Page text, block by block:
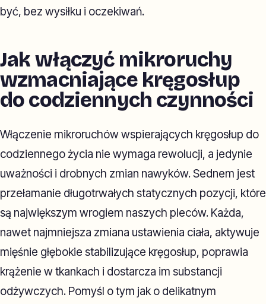
być, bez wysiłku i oczekiwań.
Jak włączyć mikroruchy
wzmacniające kręgosłup
do codziennych czynności
Włączenie mikroruchów wspierających kręgosłup do
codziennego życia nie wymaga rewolucji, a jedynie
uważności i drobnych zmian nawyków. Sednem jest
przełamanie długotrwałych statycznych pozycji, które
są największym wrogiem naszych pleców. Każda,
nawet najmniejsza zmiana ustawienia ciała, aktywuje
mięśnie głębokie stabilizujące kręgosłup, poprawia
krążenie w tkankach i dostarcza im substancji
odżywczych. Pomyśl o tym jak o delikatnym